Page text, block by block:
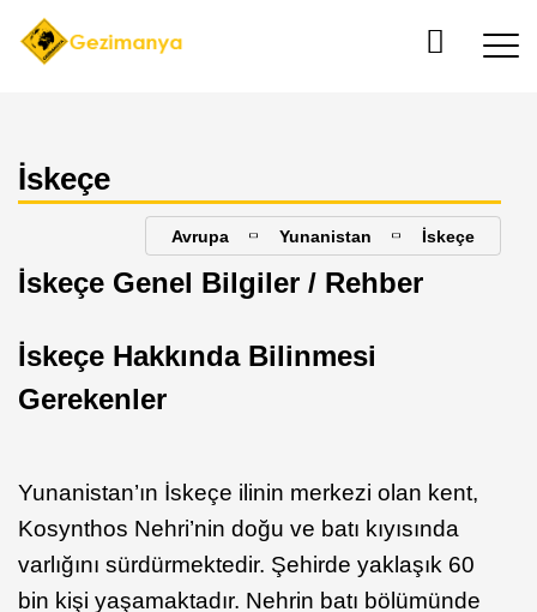
İskeçe
Avrupa Yunanistan İskeçe
İskeçe Genel Bilgiler / Rehber
İskeçe Hakkında Bilinmesi
Gerekenler
Yunanistan’ın İskeçe ilinin merkezi olan kent,
Kosynthos Nehri’nin doğu ve batı kıyısında
varlığını sürdürmektedir. Şehirde yaklaşık 60
bin kişi yaşamaktadır. Nehrin batı bölümünde